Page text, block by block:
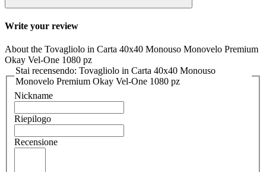
Write your review
About the Tovagliolo in Carta 40x40 Monouso Monovelo Premium
Okay Vel-One 1080 pz
Stai recensendo: Tovagliolo in Carta 40x40 Monouso
Monovelo Premium Okay Vel-One 1080 pz
Nickname
Riepilogo
Recensione